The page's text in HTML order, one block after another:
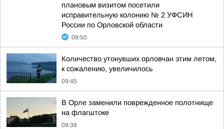
плановым визитом посетили
исправительную колонию № 2 УФСИН
России по Орловской области
09:50
Количество утонувших орловчан этим летом,
к сожалению, увеличилось
09:45
В Орле заменили поврежденное полотнище
на флагштоке
09:38